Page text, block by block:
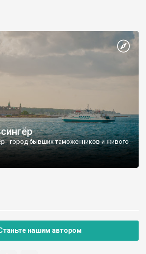
- город бывших таможенников и живого
нашим автором